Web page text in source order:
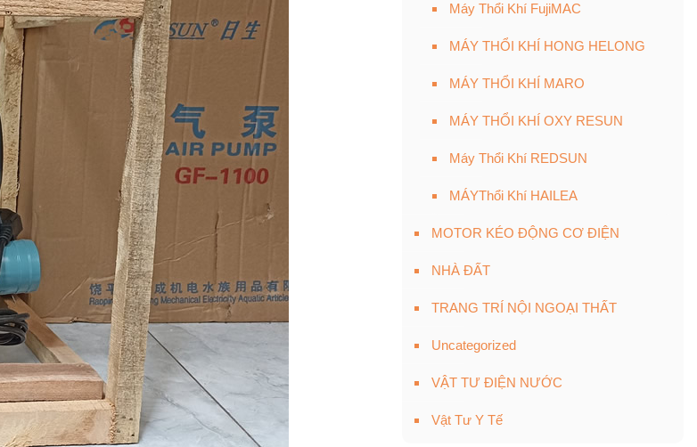
Máy Thổi Khí FujiMAC
MÁY THỔI KHÍ HONG HELONG
MÁY THỔI KHÍ MARO
MÁY THỔI KHÍ OXY RESUN
Máy Thổi Khí REDSUN
MÁYThổi Khí HAILEA
MOTOR KÉO ĐỘNG CƠ ĐIỆN
NHÀ ĐẤT
TRANG TRÍ NỘI NGOẠI THẤT
Uncategorized
VẬT TƯ ĐIỆN NƯỚC
Vật Tư Y Tế